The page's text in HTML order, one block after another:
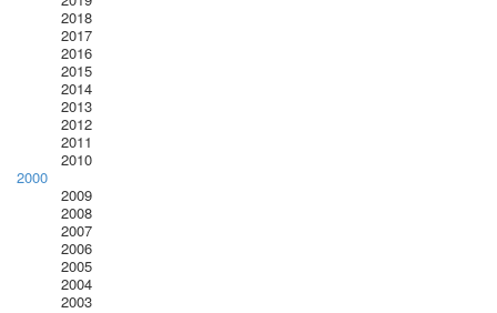
2018
2017
2016
2015
2014
2013
2012
2011
2010
2000
2009
2008
2007
2006
2005
2004
2003